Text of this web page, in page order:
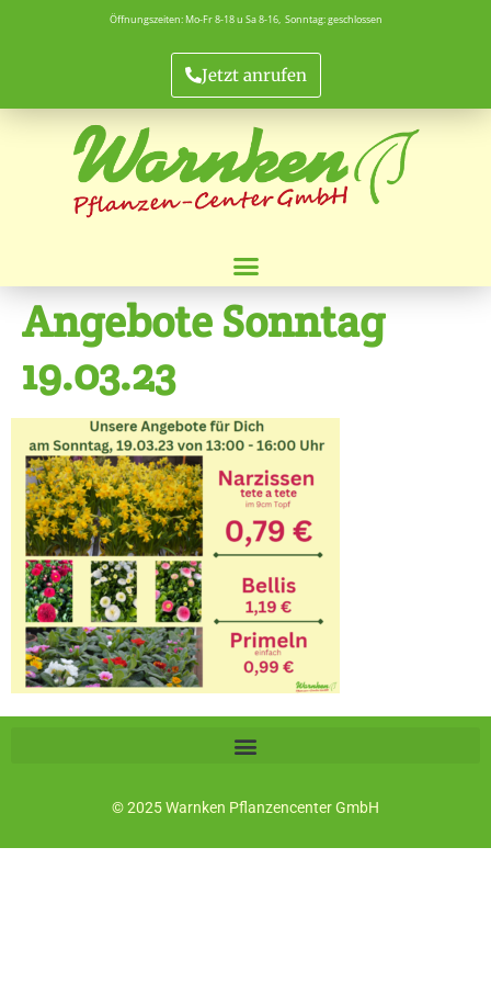
Öffnungszeiten: Mo-Fr 8-18 u Sa 8-16, Sonntag: geschlossen
Jetzt anrufen
Angebote Sonntag
19.03.23
© 2025 Warnken Pflanzencenter GmbH